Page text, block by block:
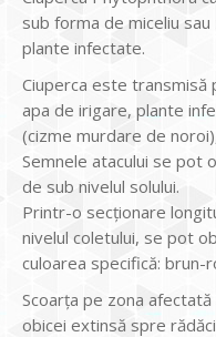
sub forma de miceliu
plante infectate.
Ciuperca este transmisă
apa de irigare, plante
(cizme murdare de
Semnele atacului se pot
de sub nivelul solului.
Printr-o secționare
nivelul coletului, se pot
culoarea specifică: brun-
Scoarța pe zona
obicei extinsă spre